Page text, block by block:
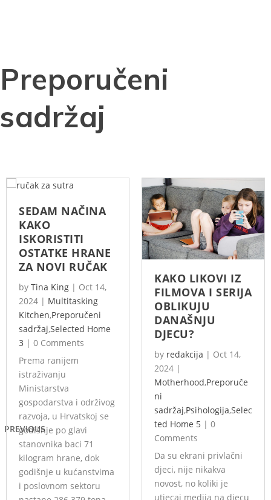
Preporučeni
sadržaj
PREVIOUS
SEDAM NAČINA
KAKO
ISKORISTITI
OSTATKE HRANE
ZA NOVI RUČAK
by Tina King | Oct 14,
2024 | Multitasking
Kitchen,Preporučeni
sadržaj,Selected Home
3 | 0 Comments
Prema ranijem
istraživanju
Ministarstva
gospodarstva i održivog
razvoja, u Hrvatskoj se
godišnje po glavi
stanovnika baci 71
kilogram hrane, dok
godišnje u kućanstvima
i poslovnom sektoru
KAKO LIKOVI IZ
FILMOVA I SERIJA
OBLIKUJU
DANAŠNJU
DJECU?
by redakcija | Oct 14,
2024 |
Motherhood,Preporuče
ni
sadržaj,Psihologija,Selec
ted Home 5 | 0
Comments
Da su ekrani privlačni
djeci, nije nikakva
novost, no koliki je
utjecaj medija na djecu